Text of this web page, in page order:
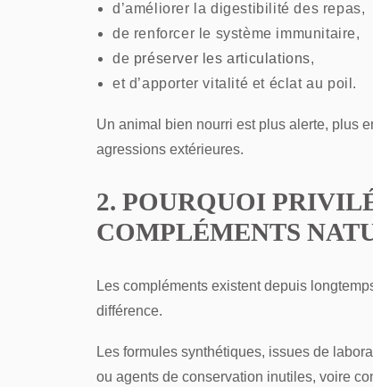
d’améliorer la digestibilité des repas,
de renforcer le système immunitaire,
de préserver les articulations,
et d’apporter vitalité et éclat au poil.
Un animal bien nourri est plus alerte, plus
agressions extérieures.
2. POURQUOI
COMPLÉMENTS
Les compléments existent depuis
différence.
Les formules synthétiques, issues de
ou agents de conservation inutiles, voire